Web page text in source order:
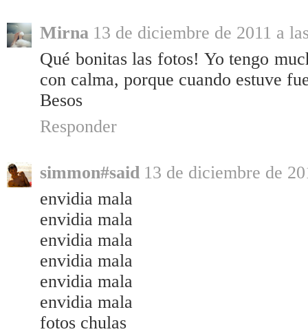
Mirna 13 de diciembre de 2011 a
Qué bonitas las fotos! Yo tengo
con calma, porque cuando estuve
Besos
Responder
simmon#said 13 de diciembre de
envidia mala
envidia mala
envidia mala
envidia mala
envidia mala
envidia mala
fotos chulas